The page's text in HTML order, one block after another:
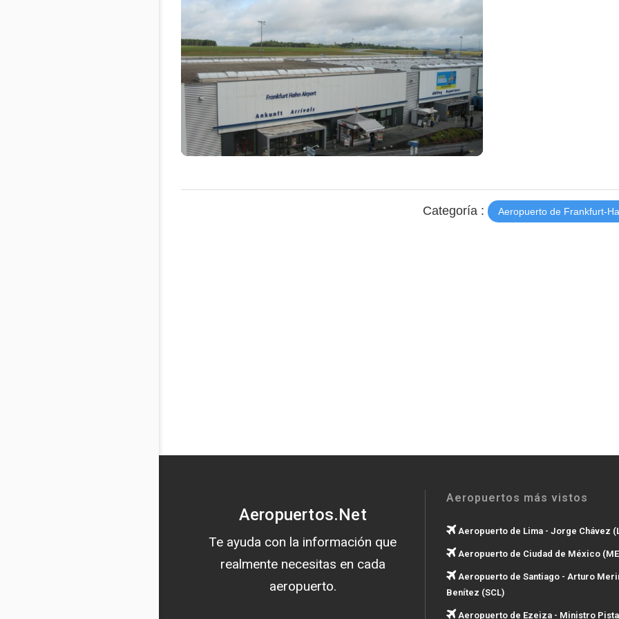
Categoría : Aeropuerto de Frankfurt-
Aeropuertos.Net
Te ayuda con la información que
realmente necesitas en cada
aeropuerto.
Aeropuertos más vistos
Aeropuerto de Lima - Jorge Chávez
Aeropuerto de Ciudad de México
Aeropuerto de Santiago - Arturo
Benítez (SCL)
Aeropuerto de Ezeiza - Ministro